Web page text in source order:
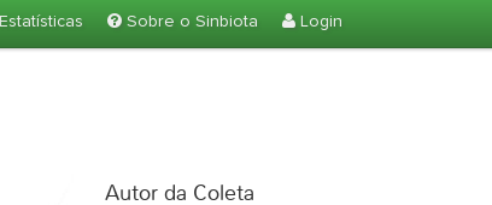
Estatísticas Sobre o Sinbiota Login
Autor da Coleta